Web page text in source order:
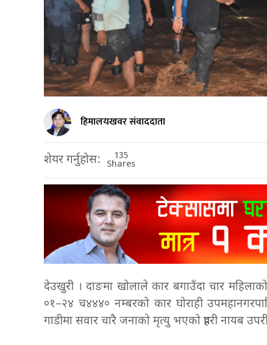
हिमालयखवर संवाददाता
शेयर गर्नुहोस: 135
Shares
देउखुरी । दाङमा खोलाले कार बगाउँदा चार
०१–२४ च४४४० नम्बरको कार घोराही
गाडीमा सवार चारै जनाको मृत्यु भएको प्रहरी नायब